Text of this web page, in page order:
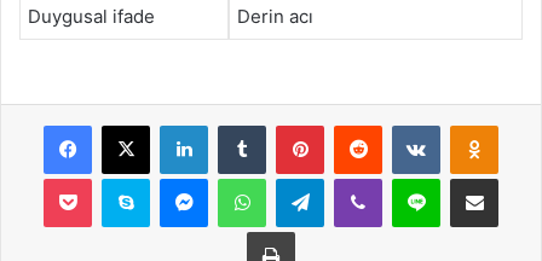
Duygusal ifade Derin acı
Facebook
X LinkedInTumblr PinterestReddit VKontakte
Pocket Skype MessengerWhatsAppTelegramViber Line E-Posta ile
Yazdır